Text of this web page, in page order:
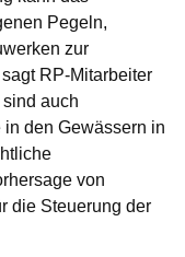
Pegeln,
zur
RP-Mitarbeiter
auch
in den Gewässern in
von
die Steuerung der